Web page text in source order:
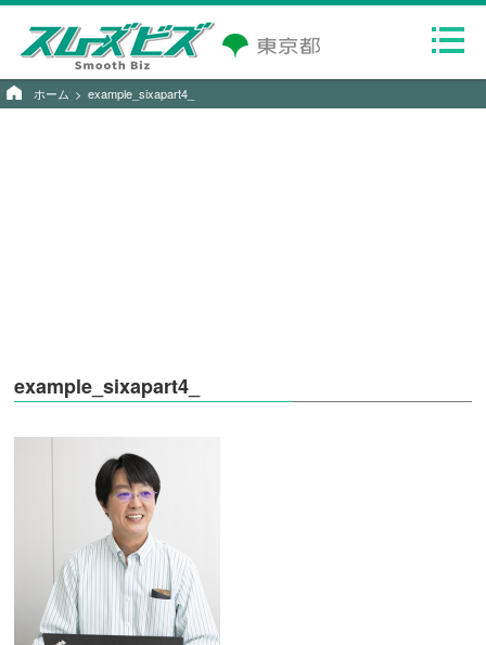
ホーム example_sixapart4_
example_sixapart4_